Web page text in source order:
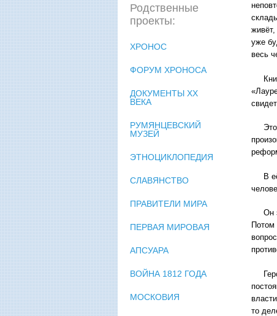
живёт,
уже
весь
Это
В её
Он
Потом
то
Родственные
проекты:
ХРОНОС
ФОРУМ ХРОНОСА
ДОКУМЕНТЫ XX
ВЕКА
РУМЯНЦЕВСКИЙ
МУЗЕЙ
ЭТНОЦИКЛОПЕДИЯ
СЛАВЯНСТВО
ПРАВИТЕЛИ МИРА
ПЕРВАЯ МИРОВАЯ
АПСУАРА
ВОЙНА 1812 ГОДА
МОСКОВИЯ